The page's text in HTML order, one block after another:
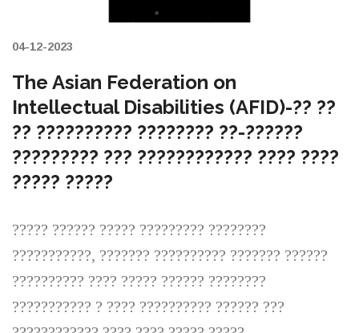
04-12-2023
The Asian Federation on
Intellectual Disabilities (AFID)-?? ??
?? ?????????? ???????? ??-??????
????????? ??? ???????????? ???? ????
????? ?????
????? ?????? ????? ????????? ????????
???????????, ??????? ?????????? ??????? ??????
?????????? ???? ????? ?????? ????????
??????????? ? ???? ?????????? ?????? ???